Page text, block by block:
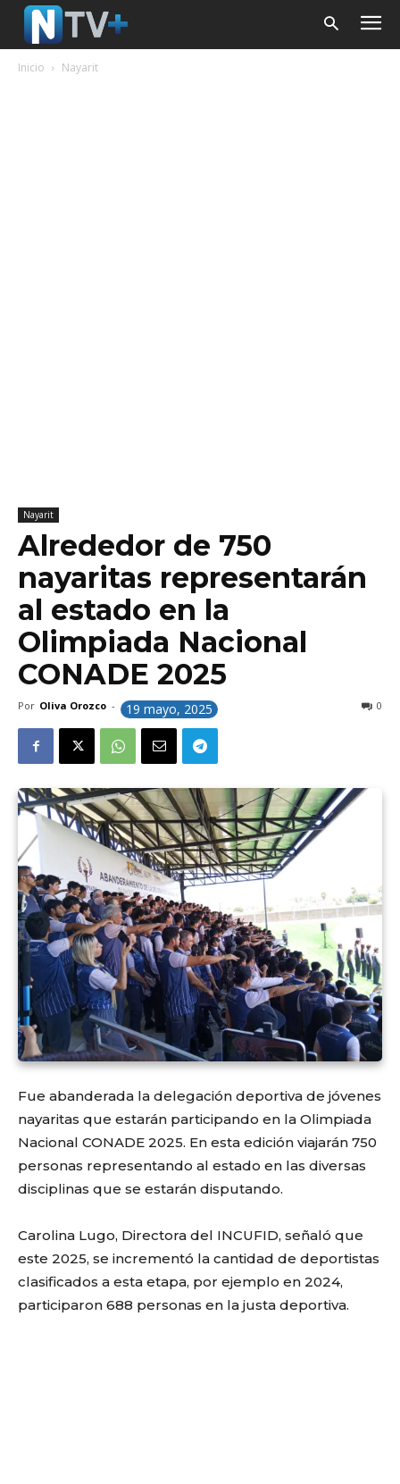
Inicio Nayarit
Nayarit
Alrededor de 750
nayaritas representarán
al estado en la
Olimpiada Nacional
CONADE 2025
Por Oliva Orozco - 19 mayo, 2025 0
Fue abanderada la delegación deportiva de jóvenes
nayaritas que estarán participando en la Olimpiada
Nacional CONADE 2025. En esta edición viajarán 750
personas representando al estado en las diversas
disciplinas que se estarán disputando.
Carolina Lugo, Directora del INCUFID, señaló que
este 2025, se incrementó la cantidad de deportistas
clasificados a esta etapa, por ejemplo en 2024,
participaron 688 personas en la justa deportiva.